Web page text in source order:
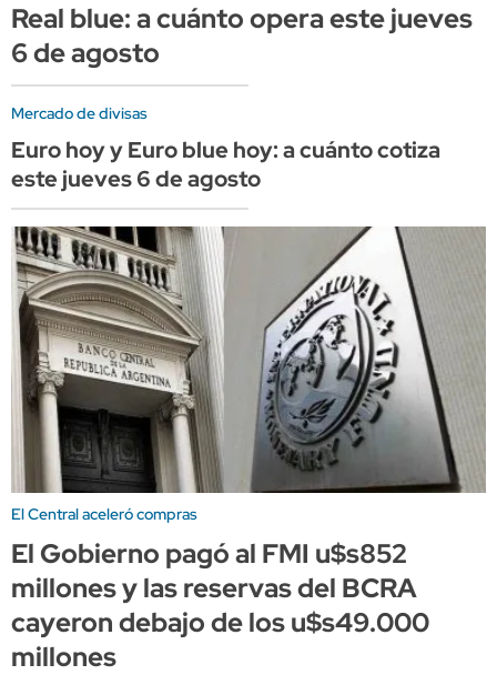
Real blue: a cuánto opera este jueves
6 de agosto
Mercado de divisas
Euro hoy y Euro blue hoy: a cuánto cotiza
este jueves 6 de agosto
El Central aceleró compras
El Gobierno pagó al FMI u$s852
millones y las reservas del BCRA
cayeron debajo de los u$s49.000
millones